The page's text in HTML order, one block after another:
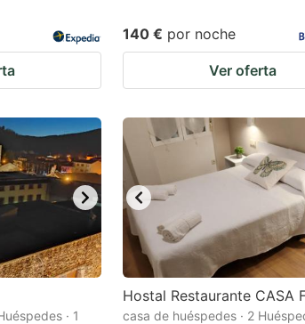
140 € por noche
Ver oferta
· 1
Hostal Restaurante CASA
casa de huéspedes · 2